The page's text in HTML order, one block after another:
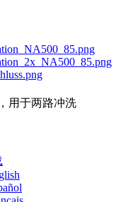
用于两路冲洗